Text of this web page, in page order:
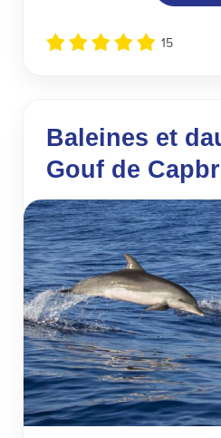
15
Baleines et
Gouf de